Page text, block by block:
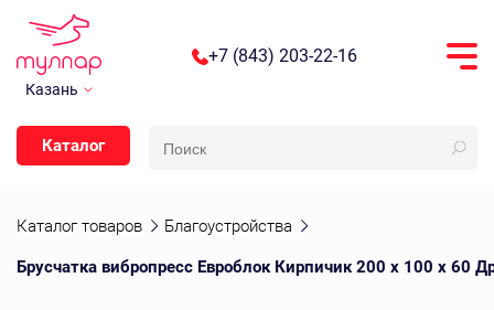
Казань
+7 (843) 203-22-16
Каталог
Каталог товаров Благоустройства
Брусчатка вибропресс Евроблок Кирпичик 200 х 100 х 60